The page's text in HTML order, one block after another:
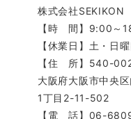
株式会社SEKIKON
【時 間】9:00～
【休業日】土・日
【住 所】540-
大阪府大阪市中央
1丁目2-11-502
【電 話】06-